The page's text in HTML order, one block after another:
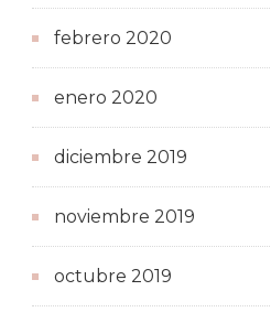
febrero 2020
enero 2020
diciembre 2019
noviembre 2019
octubre 2019